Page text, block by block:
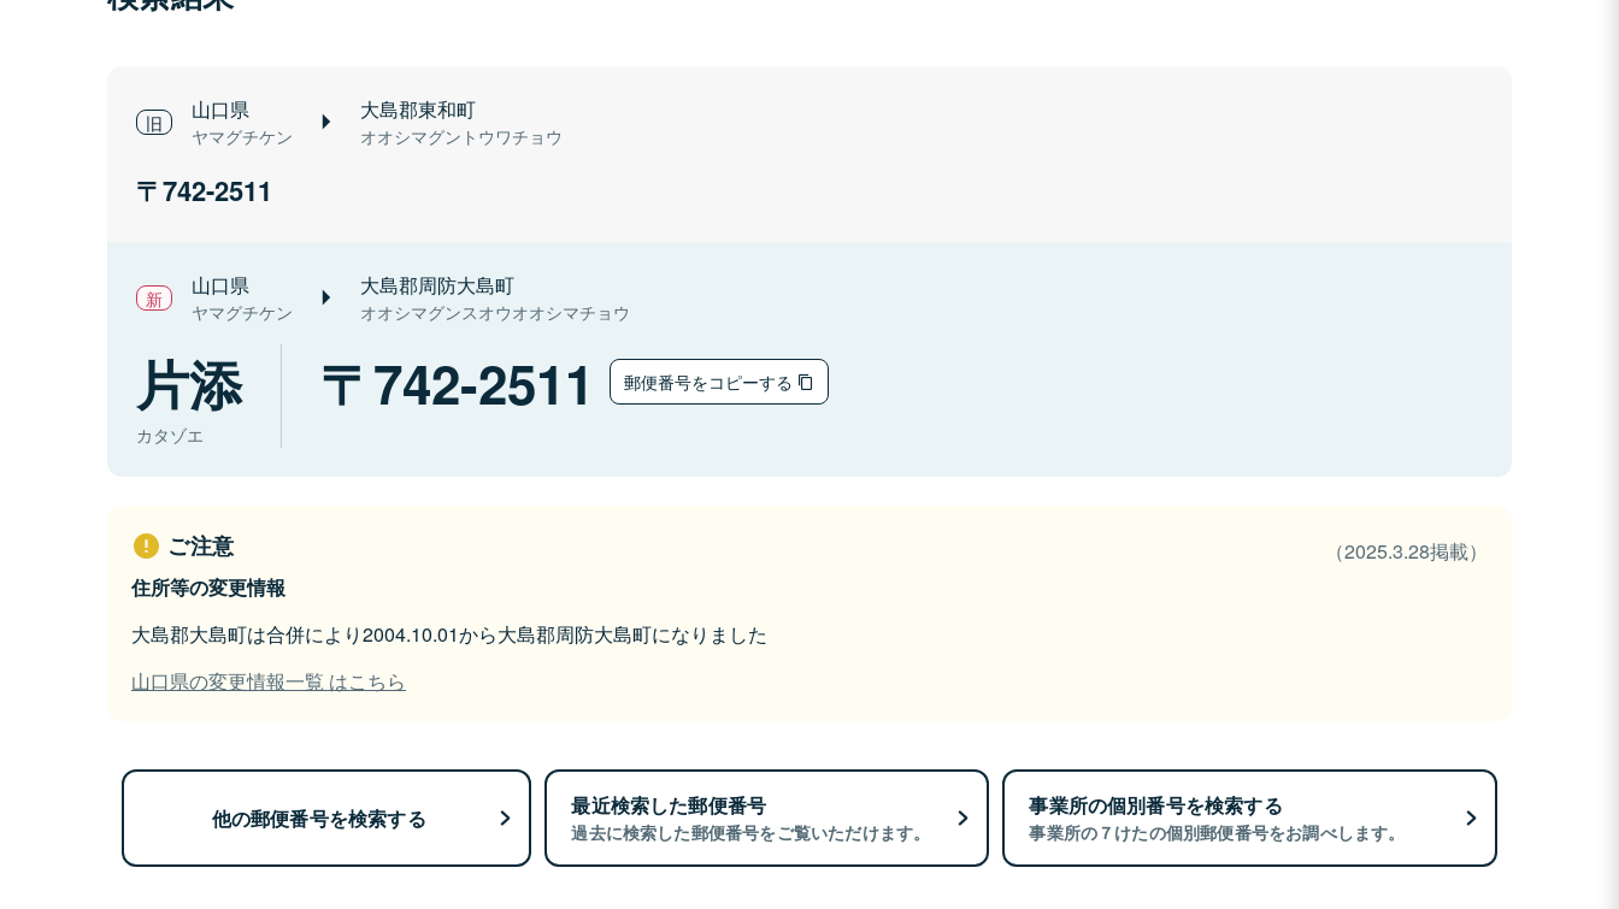
山口県
ヤマグチケン
大島郡東和町
オオシマグントウワチョウ
742-2511
山口県
ヤマグチケン
大島郡周防大島町
オオシマグンスオウオオシマチョウ
片添
カタゾエ
742-2511 郵便番号をコピーする
ご注意
（2025.3.28掲載）
住所等の変更情報
大島郡大島町は合併により2004.10.01から大島郡周防大島町になりました
山口県の変更情報一覧 はこちら
他の郵便番号を検索する 最近検索した郵便番号
過去に検索した郵便番号をご覧いただけます。
事業所の個別番号を検索する
事業所の７けたの個別郵便番号をお調べします。